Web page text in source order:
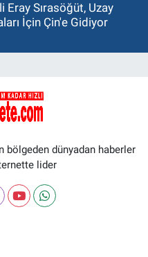
Eray Sırasöğüt, Uzay
İçin Çin'e Gidiyor
dünyadan haberler
lider